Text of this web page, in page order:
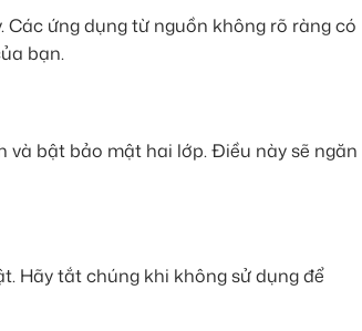
ứng dụng từ nguồn không rõ ràng có
bạn.
bật bảo mật hai lớp. Điều này sẽ ngăn
Hãy tắt chúng khi không sử dụng để